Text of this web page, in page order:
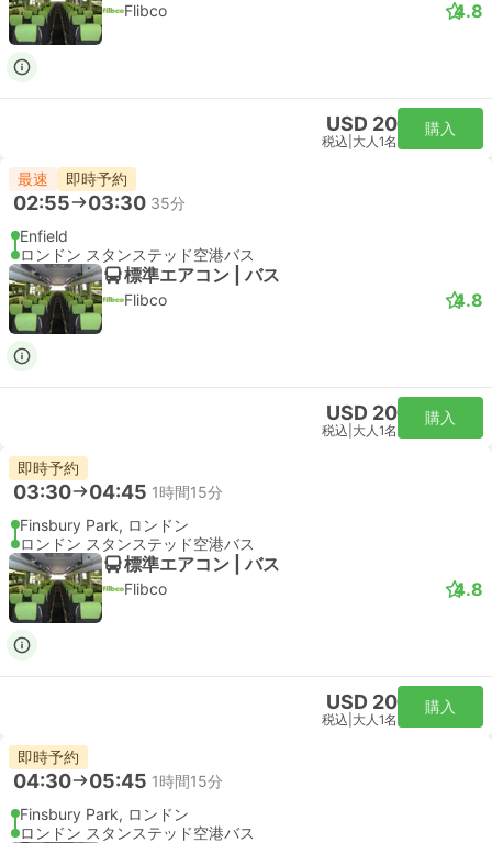
Stansted Express
USD 32
税込 大人1名
購入
即時予約
08:21 09:09 48分
リバプールストリート駅, ロンドン
London Stansted Airport
スタンダード | 列車
Stansted Express
USD 32
税込 大人1名
購入
即時予約
08:51 09:39 48分
リバプールストリート駅, ロンドン
London Stansted Airport
スタンダード | 列車
Stansted Express
USD 32
税込 大人1名
購入
即時予約
09:21 10:09 48分
リバプールストリート駅, ロンドン
London Stansted Airport